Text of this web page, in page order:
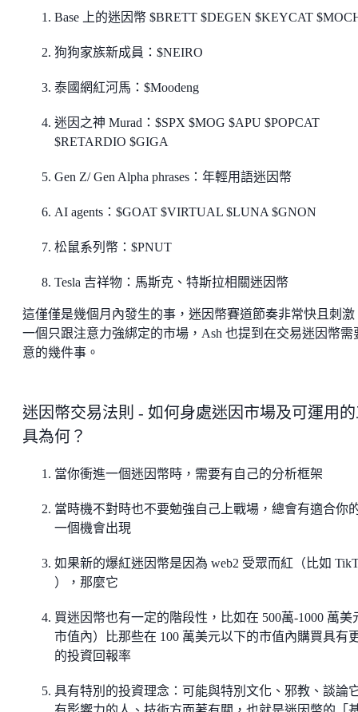
Base 上的迷因幣 $BRETT $DEGEN $KEYCAT
狗狗家族新成員：$NEIRO
泰國網紅河馬：$Moodeng
迷因之神 Murad：$SPX $MOG $APU $POPCAT
$RETARDIO $GIGA
Gen Z/ Gen Alpha phrases：年輕用語迷因幣
AI agents：$GOAT $VIRTUAL $LUNA $GNON
松鼠系列幣：$PNUT
Tesla 吉祥物：馬斯克、特斯拉相關迷因幣
這僅僅是幾個月內發生的事，迷因幣賽道節奏非常快且刺激
一個只跟注意力強綁定的市場，Ash 也提到在交易迷因幣需
意的幾件事。
迷因幣交易法則 - 如何身處迷因市場及可運用
具為何？
當你衝進一個迷因幣時，需要有自己的分析框架
當時機不對時也不要勉強自己上戰場，總會有適合你
一個機會出現
如果新的爆紅迷因幣是因為 web2 受眾而紅（比如
），那麼它
買迷因幣也有一定的階段性，比如在 500萬-1000 萬美
市值內）比那些在 100 萬美元以下的市值內購買具有
的投資回報率
具有特別的投資理念：可能與特別文化、邪教、談論